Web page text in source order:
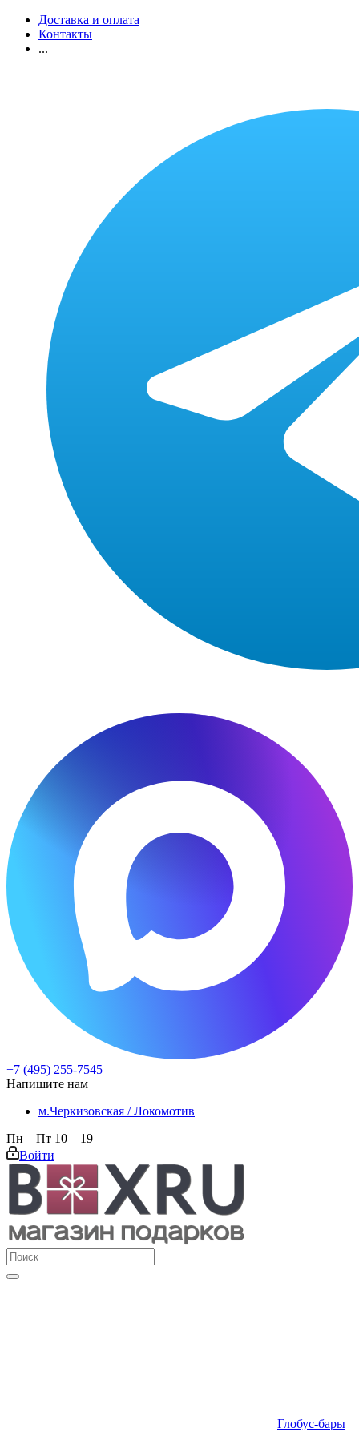
Доставка и оплата
Контакты
...
+7 (495) 255-7545
Напишите нам
м.Черкизовская / Локомотив
Пн—Пт 10—19
Войти
Глобус-бары